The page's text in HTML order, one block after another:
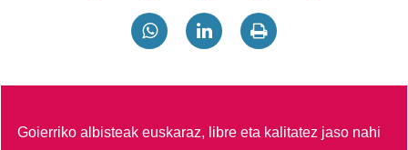
Goierriko albisteak euskaraz, libre eta kalitatez jaso nahi